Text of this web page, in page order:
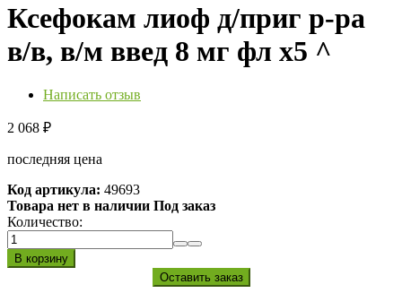
Ксефокам лиоф д/приг р-ра
в/в, в/м введ 8 мг фл х5 ^
Написать отзыв
2 068 ₽
последняя цена
Код артикула: 49693
Товара нет в наличии Под заказ
Количество: